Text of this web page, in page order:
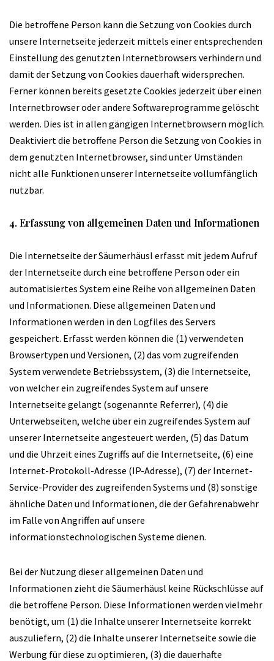
Die betroffene Person kann die Setzung von Cookies durch
unsere Internetseite jederzeit mittels einer entsprechenden
Einstellung des genutzten Internetbrowsers verhindern und
damit der Setzung von Cookies dauerhaft widersprechen.
Ferner können bereits gesetzte Cookies jederzeit über einen
Internetbrowser oder andere Softwareprogramme gelöscht
werden. Dies ist in allen gängigen Internetbrowsern möglich.
Deaktiviert die betroffene Person die Setzung von Cookies in
dem genutzten Internetbrowser, sind unter Umständen
nicht alle Funktionen unserer Internetseite vollumfänglich
nutzbar.
4. Erfassung von allgemeinen Daten und Informationen
Die Internetseite der Säumerhäusl erfasst mit jedem Aufruf
der Internetseite durch eine betroffene Person oder ein
automatisiertes System eine Reihe von allgemeinen Daten
und Informationen. Diese allgemeinen Daten und
Informationen werden in den Logfiles des Servers
gespeichert. Erfasst werden können die (1) verwendeten
Browsertypen und Versionen, (2) das vom zugreifenden
System verwendete Betriebssystem, (3) die Internetseite,
von welcher ein zugreifendes System auf unsere
Internetseite gelangt (sogenannte Referrer), (4) die
Unterwebseiten, welche über ein zugreifendes System auf
unserer Internetseite angesteuert werden, (5) das Datum
und die Uhrzeit eines Zugriffs auf die Internetseite, (6) eine
Internet-Protokoll-Adresse (IP-Adresse), (7) der Internet-
Service-Provider des zugreifenden Systems und (8) sonstige
ähnliche Daten und Informationen, die der Gefahrenabwehr
im Falle von Angriffen auf unsere
informationstechnologischen Systeme dienen.
Bei der Nutzung dieser allgemeinen Daten und
Informationen zieht die Säumerhäusl keine Rückschlüsse auf
die betroffene Person. Diese Informationen werden vielmehr
benötigt, um (1) die Inhalte unserer Internetseite korrekt
auszuliefern, (2) die Inhalte unserer Internetseite sowie die
Werbung für diese zu optimieren, (3) die dauerhafte